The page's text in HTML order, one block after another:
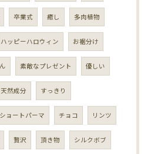
卒業式 癒し 多肉植物
ハッピーハロウィン お裾分け
素敵なプレゼント 優しい
天然成分 すっきり
ョートパーマ チョコ リンツ
贅沢 頂き物 シルクボブ